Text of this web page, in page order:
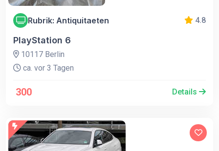
Rubrik: Antiquitaeten 4.8
PlayStation 6
10117 Berlin
ca. vor 3 Tagen
300 Details